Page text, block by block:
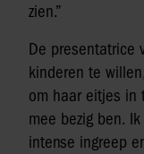
zien.”
De presentatrice
kinderen te
om haar eitjes in
mee bezig ben.
intense ingreep